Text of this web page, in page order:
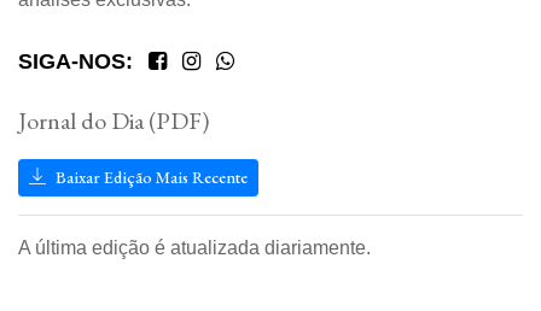
SIGA-NOS:
Jornal do Dia (PDF)
Baixar Edição Mais Recente
A última edição é atualizada diariamente.